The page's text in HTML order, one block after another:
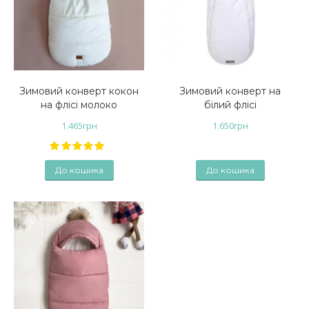
Зимовий конверт кокон
на флісі молоко
1.465грн
До кошика
Зимовий конверт на
білий флісі
1.650грн
До кошика